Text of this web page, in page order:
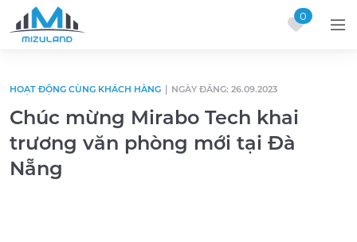
0
HOẠT ĐỘNG CÙNG KHÁCH HÀNG NGÀY ĐĂNG: 26.09.2023
Chúc mừng Mirabo Tech khai
trương văn phòng mới tại Đà
Nẵng